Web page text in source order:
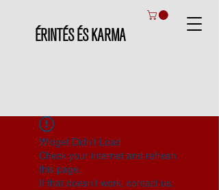
ÉRINTÉS ÉS KARMA
Widget Didn’t Load
Check your internet and refresh
this page.
If that doesn’t work, contact us.